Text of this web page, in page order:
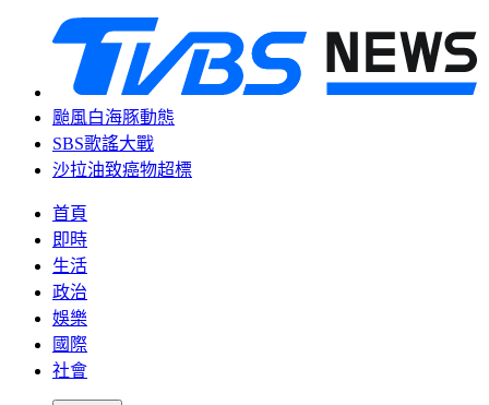
颱風白海豚動態
SBS歌謠大戰
沙拉油致癌物超標
首頁
即時
生活
政治
娛樂
國際
社會